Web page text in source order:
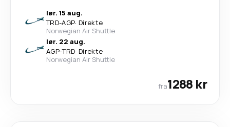
lør. 15 aug.
TRD-AGP· Direkte
Norwegian Air Shuttle
lør. 22 aug.
AGP-TRD· Direkte
Norwegian Air Shuttle
fra1288 kr